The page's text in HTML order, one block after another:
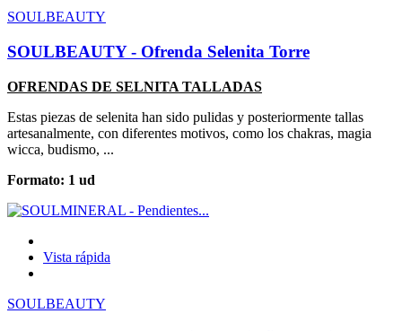
SOULBEAUTY
SOULBEAUTY - Ofrenda Selenita Torre
OFRENDAS DE SELNITA TALLADAS
Estas piezas de selenita han sido pulidas y posteriormente tallas
artesanalmente, con diferentes motivos, como los chakras, magia
wicca, budismo, ...
Formato: 1 ud
Vista rápida
SOULBEAUTY